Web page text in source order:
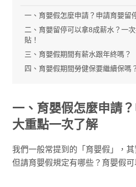
一、育嬰假怎麼申請？申請育嬰留
二、育嬰留停可以拿8成薪水？一
貼！
三、育嬰假期間有薪水跟年終嗎？
四、育嬰假期間勞健保要繼續保嗎
一、育嬰假怎麼申請
大重點一次了解
我們一般常提到的「育嬰假」，其
但請育嬰假規定有哪些？育嬰假可